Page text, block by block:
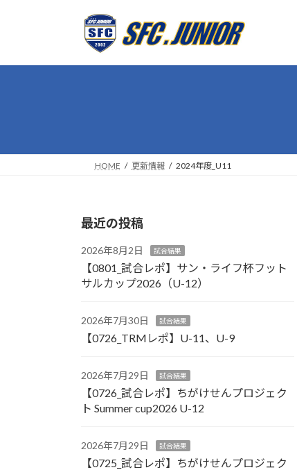
プ
動
HOME 更新情報 2024年度_U11
最近の投稿
2026年8月2日 試合結果
【0801_試合レポ】サン・ライフ杯フット
サルカップ2026（U-12）
2026年7月30日 試合結果
【0726_TRMレポ】U-11、U-9
2026年7月29日 試合結果
【0726_試合レポ】ちがけせんプロジェク
ト Summer cup2026 U-12
2026年7月29日 試合結果
【0725_試合レポ】ちがけせんプロジェク